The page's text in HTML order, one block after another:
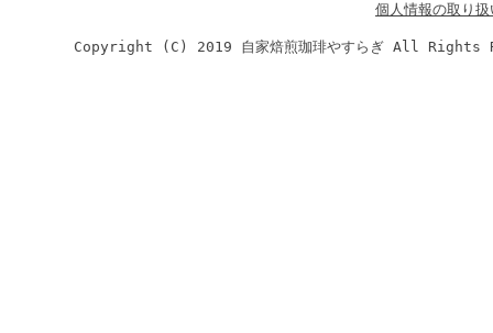
個人情報の取り
Copyright (C) 2019 自家焙煎珈琲やすらぎ All Rights